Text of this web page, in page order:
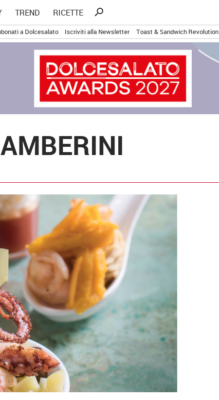
TREND RICETTE
Ricerca
search
a Dolcesalato Iscriviti alla Newsletter Toast & Sandwich Revolution